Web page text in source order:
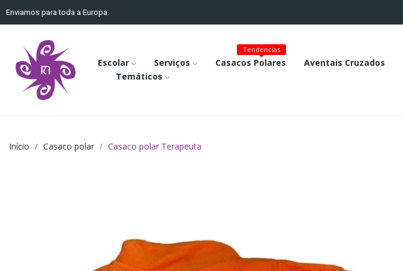
Enviamos para toda a Europa.
Escolar Serviços Casacos Polares
Tendencias
Aventais Cruzados
Temáticos
Início Casaco polar Casaco polar Terapeuta